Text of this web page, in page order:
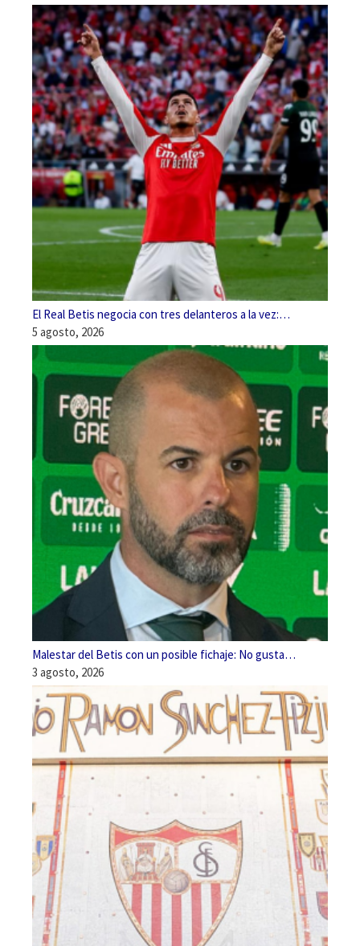
El Real Betis negocia con tres delanteros a la vez:…
5 agosto, 2026
Malestar del Betis con un posible fichaje: No gusta…
3 agosto, 2026